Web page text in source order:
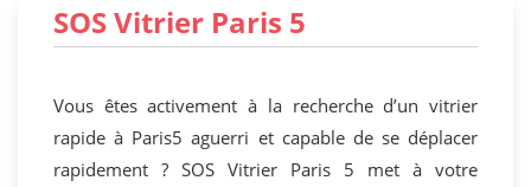
SOS Vitrier Paris 5
Vous êtes activement à la recherche d’un vitrier
rapide à Paris5 aguerri et capable de se déplacer
rapidement ? SOS Vitrier Paris 5 met à votre